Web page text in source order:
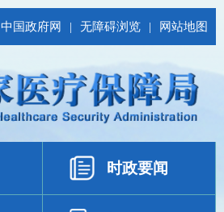
中国政府网 | 无障碍浏览 | 网站地图
时政要闻